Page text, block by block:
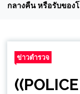
กลางคืน หรือรับของโ
ข่าวตำรวจ